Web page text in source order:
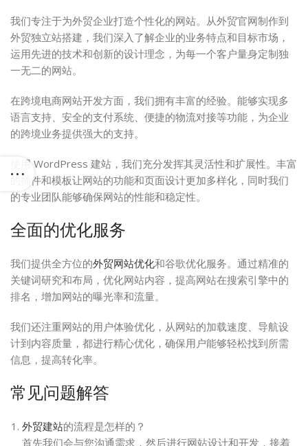
我们专注于为外贸企业打造个性化的网站。从外贸官网制作到
外贸独立站搭建，我们深入了解企业的业务特点和目标市场，
运用先进的技术和创新的设计理念，为每一个客户量身定制独
一无二的网站。
在跨境电商网站开发方面，我们拥有丰富的经验。能够实现多
语言支持、安全的支付系统、便捷的物流对接等功能，为企业
的跨境业务提供强大的支持。
使用 WordPress 建站，我们充分发挥其灵活性和扩展性。丰富
的插件和模板让网站的功能和页面设计更加多样化，同时我们
的专业团队能够确保网站的性能和稳定性。
全面的优化服务
我们提供全方位的外贸网站优化和谷歌优化服务。通过精准的
关键词研究和布局，优化网站内容，提高网站在搜索引擎中的
排名，增加网站的曝光率和流量。
我们还注重网站的用户体验优化，从网站的加载速度、导航设
计到内容质量，都进行精心优化，确保用户能够轻松找到所需
信息，提高转化率。
常见问题解答
外贸建站的流程是怎样的？
首先我们会与您沟通需求，然后进行网站设计和开发，接着